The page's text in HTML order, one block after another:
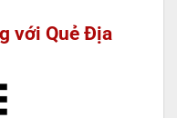
với Quẻ Địa